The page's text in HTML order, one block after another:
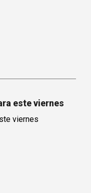
este viernes